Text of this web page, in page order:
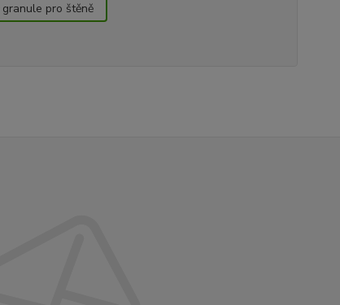
granule pro štěně